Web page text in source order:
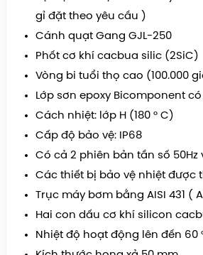
gỉ đặt theo yêu cầu )
Cánh quạt Gang GJL-250
Phốt cơ khí cacbua silic (2SiC)
Vòng bi tuổi thọ cao (100.000
Lớp sơn epoxy Bicomponent
Cách nhiệt: lớp H (180 ° C)
Cấp độ bảo vệ: IP68
Có cả 2 phiên bản tần số 50Hz
Các thiết bị bảo vệ nhiệt được
Trục máy bơm bằng AISI 431 (
Hai con dấu cơ khí silicon
Nhiệt độ hoạt động lên đến 60